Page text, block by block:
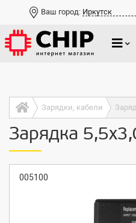
Ваш город: Иркутск
Зарядки, кабели
Зарядка
005100